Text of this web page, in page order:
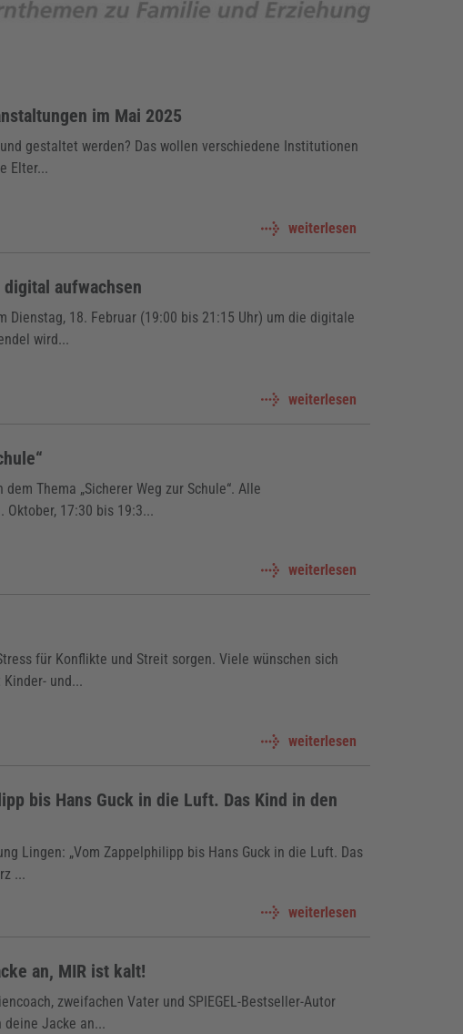
im Mai 2025
gestaltet werden? Das wollen verschiedene Institutionen
Elter...
weiterlesen
aufwachsen
18. Februar (19:00 bis 21:15 Uhr) um die digitale
wird...
weiterlesen
Thema „Sicherer Weg zur Schule“. Alle
17:30 bis 19:3...
weiterlesen
für Konflikte und Streit sorgen. Viele wünschen sich
und...
weiterlesen
bis Hans Guck in die Luft. Das Kind in den
Lingen: „Vom Zappelphilipp bis Hans Guck in die Luft. Das
...
weiterlesen
an, MIR ist kalt!
zweifachen Vater und SPIEGEL-Bestseller-Autor
Jacke an...